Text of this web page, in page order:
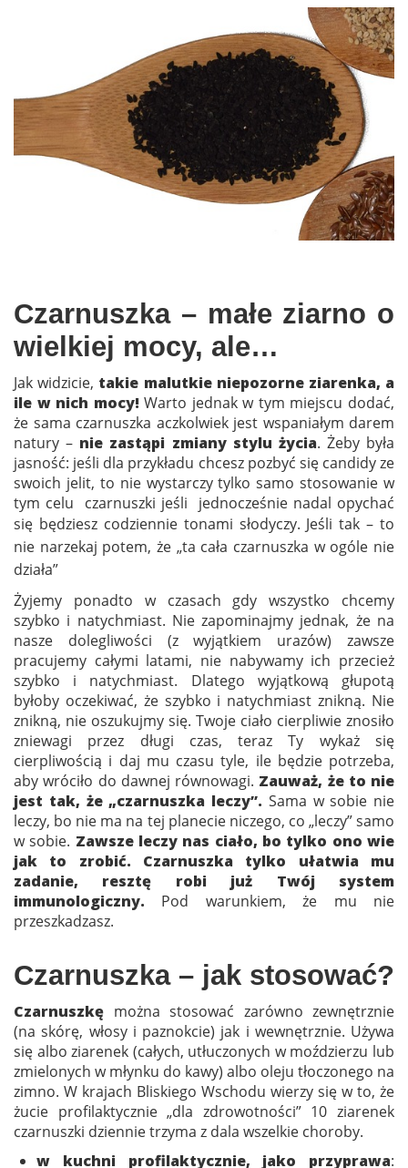
Czarnuszka – małe ziarno o
wielkiej mocy, ale…
Jak widzicie, takie malutkie niepozorne ziarenka, a
ile w nich mocy! Warto jednak w tym miejscu dodać,
że sama czarnuszka aczkolwiek jest wspaniałym darem
natury – nie zastąpi zmiany stylu życia. Żeby była
jasność: jeśli dla przykładu chcesz pozbyć się candidy ze
swoich jelit, to nie wystarczy tylko samo stosowanie w
tym celu czarnuszki jeśli jednocześnie nadal opychać
się będziesz codziennie tonami słodyczy. Jeśli tak – to
nie narzekaj potem, że „ta cała czarnuszka w ogóle nie
działa”
Żyjemy ponadto w czasach gdy wszystko chcemy
szybko i natychmiast. Nie zapominajmy jednak, że na
nasze dolegliwości (z wyjątkiem urazów) zawsze
pracujemy całymi latami, nie nabywamy ich przecież
szybko i natychmiast. Dlatego wyjątkową głupotą
byłoby oczekiwać, że szybko i natychmiast znikną. Nie
znikną, nie oszukujmy się. Twoje ciało cierpliwie znosiło
zniewagi przez długi czas, teraz Ty wykaż się
cierpliwością i daj mu czasu tyle, ile będzie potrzeba,
aby wróciło do dawnej równowagi. Zauważ, że to nie
jest tak, że „czarnuszka leczy”. Sama w sobie nie
leczy, bo nie ma na tej planecie niczego, co „leczy” samo
w sobie. Zawsze leczy nas ciało, bo tylko ono wie
jak to zrobić. Czarnuszka tylko ułatwia mu
zadanie, resztę robi już Twój system
immunologiczny. Pod warunkiem, że mu nie
przeszkadzasz.
Czarnuszka – jak stosować?
Czarnuszkę można stosować zarówno zewnętrznie
(na skórę, włosy i paznokcie) jak i wewnętrznie. Używa
się albo ziarenek (całych, utłuczonych w moździerzu lub
zmielonych w młynku do kawy) albo oleju tłoczonego na
zimno. W krajach Bliskiego Wschodu wierzy się w to, że
żucie profilaktycznie „dla zdrowotności” 10 ziarenek
czarnuszki dziennie trzyma z dala wszelkie choroby.
w kuchni profilaktycznie, jako przyprawa: